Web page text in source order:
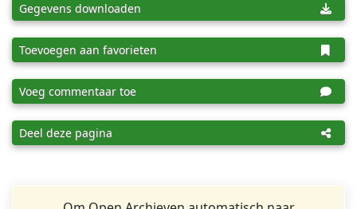
Gegevens downloaden
Toevoegen aan favorieten
Voeg commentaar toe
Deel deze pagina